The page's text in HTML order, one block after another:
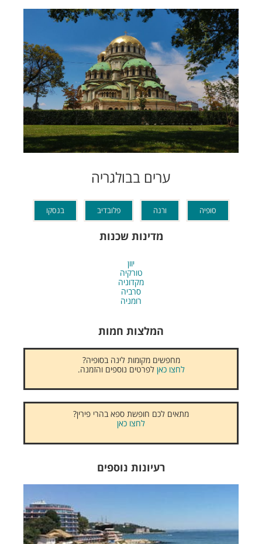
ערים בבולגריה
סופיה ורנה פלובדיב בנסקו
מדינות שכנות
יוון
טורקיה
מקדוניה
סרביה
רומניה
המלצות חמות
מחפשים מקומות לינה בסופיה?
לחצו כאן לפרטים נוספים והזמנה.
מתאים לכם חופשת ספא בהרי פירין?
לחצו כאן
רעיונות נוספים